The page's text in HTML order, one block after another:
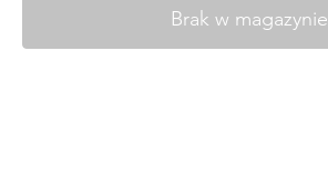
Brak w magazynie